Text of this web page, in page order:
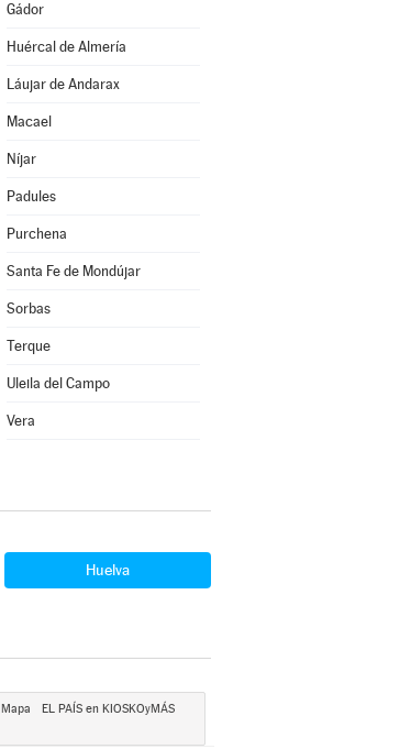
Gádor
Huércal de Almería
Láujar de Andarax
Macael
Níjar
Padules
Purchena
Santa Fe de Mondújar
Sorbas
Terque
Uleila del Campo
Vera
Huelva
Mapa
EL PAÍS en KIOSKOyMÁS